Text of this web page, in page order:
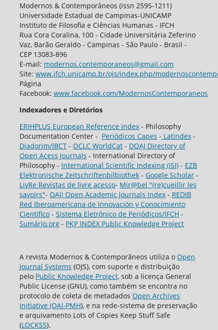
Modernos & Contemporâneos (issn 2595-1211)
Universidade Estadual de Campinas-UNICAMP
Instituto de Filosofia e Ciências Humanas - IFCH
Rua Cora Coralina, 100 - Cidade Universitária Zeferino
Vaz, Barão Geraldo - Campinas - São Paulo - Brasil -
CEP 13083-896
E-mail: modernos.contemporaneos@gmail.com
Site: www.ifch.unicamp.br/ojs/index.php/
Página
Facebook: www.facebook.com/ModernosContemporaneos
Indexadores e Diretórios
ERIHPLUS European Reference Index- Philosophy
Documentation Center - Periódicos Capes - Latindex-
Diadorim/IBCT- OCLC WorldCat- DOAJ Directory of
Open Acess Journals - International Directory of
Philosophy - International Scientific Indexing (ISI)- EZB
Elektronische Zeitschriftenbilbiothek- Google Scholar-
LivRe Revistas de livre acesso- Mir@bel "(re)cueillir les
savoirs"- OAJI Open Academic Journals Index- REDIB
Red Iberoamericana de Innovación y Conocimiento
Científico- Sistema Eletrônico de Periódicos/IFCH -
Sumário.org- PKP INDEX Public Knowledge Project
A revista Modernos & Contemporâneos utiliza o Open
Journal Systems (OJS), com suporte e distribuição
pelo Public Knowledge Project, sob a licença General
Public License (GNU), como também se encontra no
protocolo de coleta de metadados Open Archives
Initiative (OAI-PMH), e na rede-sistema de preservação
e arquivamento Lots of Copies Keep Stuff Safe
(LOCKSS).